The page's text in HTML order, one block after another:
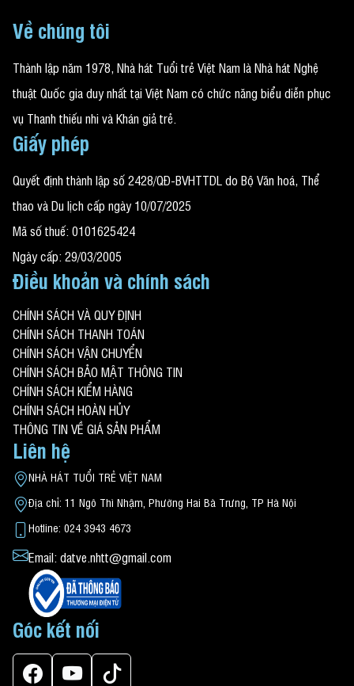
Về chúng tôi
Thành lập năm 1978, Nhà hát Tuổi trẻ Việt Nam là Nhà hát Nghệ
thuật Quốc gia duy nhất tại Việt Nam có chức năng biểu diễn phục
vụ Thanh thiếu nhi và Khán giả trẻ.
Giấy phép
Quyết định thành lập số 2428/QĐ-BVHTTDL do Bộ Văn hoá, Thể
thao và Du lịch cấp ngày 10/07/2025
Mã số thuế: 0101625424
Ngày cấp: 29/03/2005
Điều khoản và chính sách
CHÍNH SÁCH VÀ QUY ĐỊNH
CHÍNH SÁCH THANH TOÁN
CHÍNH SÁCH VẬN CHUYỂN
CHÍNH SÁCH BẢO MẬT THÔNG TIN
CHÍNH SÁCH KIỂM HÀNG
CHÍNH SÁCH HOÀN HỦY
THÔNG TIN VỀ GIÁ SẢN PHẨM
Liên hệ
NHÀ HÁT TUỔI TRẺ VIỆT NAM
Địa chỉ: 11 Ngô Thì Nhậm, Phường Hai Bà Trưng, TP Hà Nội
Hotline: 024 3943 4673
Email: datve.nhtt@gmail.com
Góc kết nối